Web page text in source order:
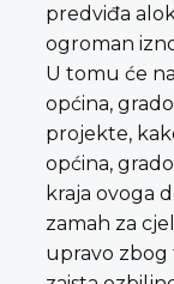
predviđa
ogroman
U tomu će
općina,
projekte,
općina,
kraja ovoga
zamah za
upravo